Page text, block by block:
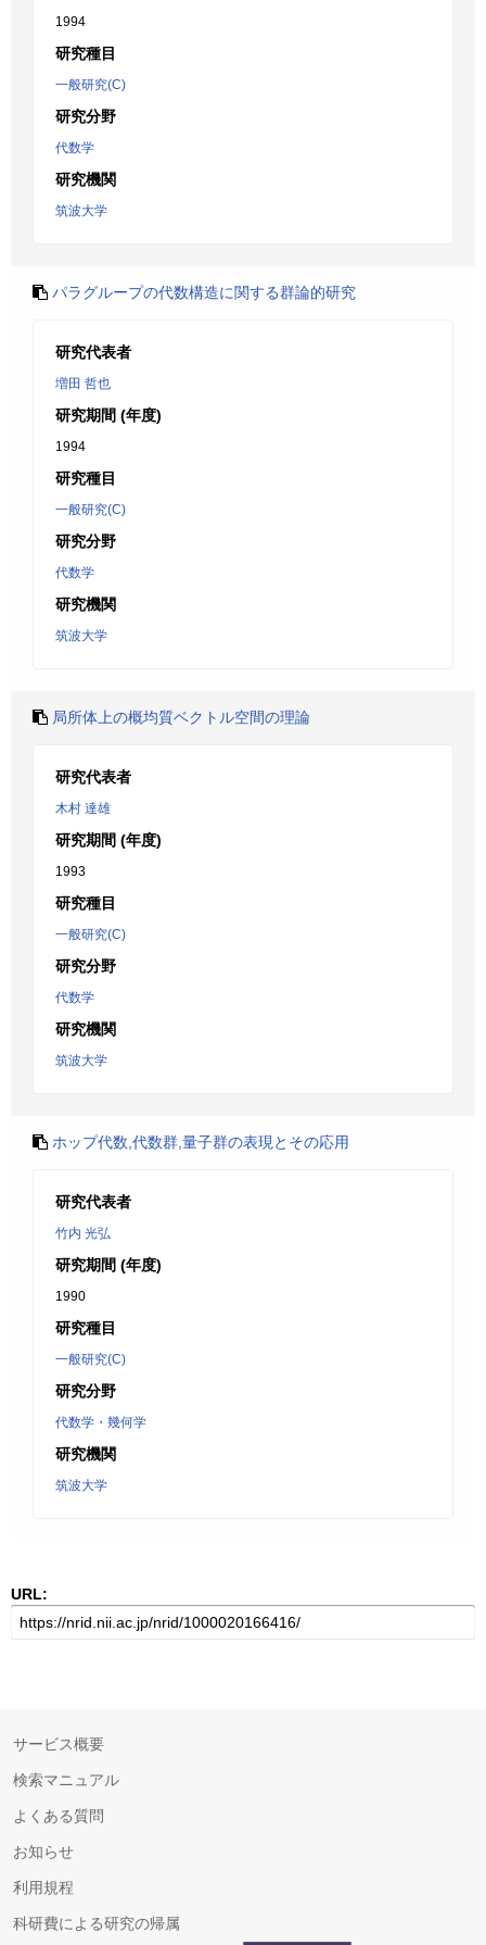
1994
研究種目
一般研究(C)
研究分野
代数学
研究機関
筑波大学
パラグループの代数構造に関する群論的研究
研究代表者
増田 哲也
研究期間 (年度)
1994
研究種目
一般研究(C)
研究分野
代数学
研究機関
筑波大学
局所体上の概均質ベクトル空間の理論
研究代表者
木村 達雄
研究期間 (年度)
1993
研究種目
一般研究(C)
研究分野
代数学
研究機関
筑波大学
ホップ代数,代数群,量子群の表現とその応用
研究代表者
竹内 光弘
研究期間 (年度)
1990
研究種目
一般研究(C)
研究分野
代数学・幾何学
研究機関
筑波大学
URL:
サービス概要
検索マニュアル
よくある質問
お知らせ
利用規程
科研費による研究の帰属